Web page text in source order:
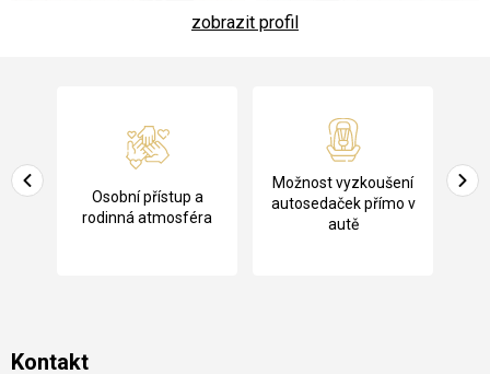
zobrazit profil
a
Osobní přístup a
rodinná atmosféra
Možnost vyzkoušení
autosedaček přímo v
autě
Kontakt